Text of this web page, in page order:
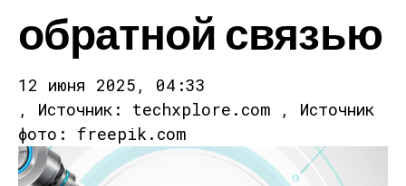
обратной связью
12 июня 2025, 04:33
, Источник: techxplore.com , Источник
фото: freepik.com